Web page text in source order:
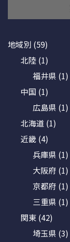
地域別 (59)
北陸 (1)
福井県 (1)
中国 (1)
広島県 (1)
北海道 (1)
近畿 (4)
兵庫県 (1)
大阪府 (1)
京都府 (1)
三重県 (1)
関東 (42)
埼玉県 (3)